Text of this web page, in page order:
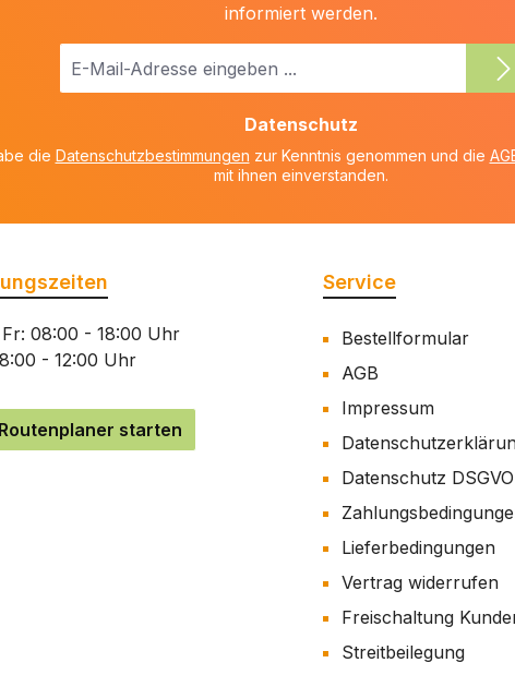
informiert werden.
E-
Datenschutz
die Datenschutzbestimmungen zur Kenntnis genommen und die
mit ihnen einverstanden.
08:00 - 18:00 Uhr
- 12:00 Uhr
Routenplaner starten
Service
Bestellformular
AGB
Impressum
Datenschutz DSGVO
Lieferbedingungen
Vertrag widerrufen
Freischaltung
Streitbeilegung